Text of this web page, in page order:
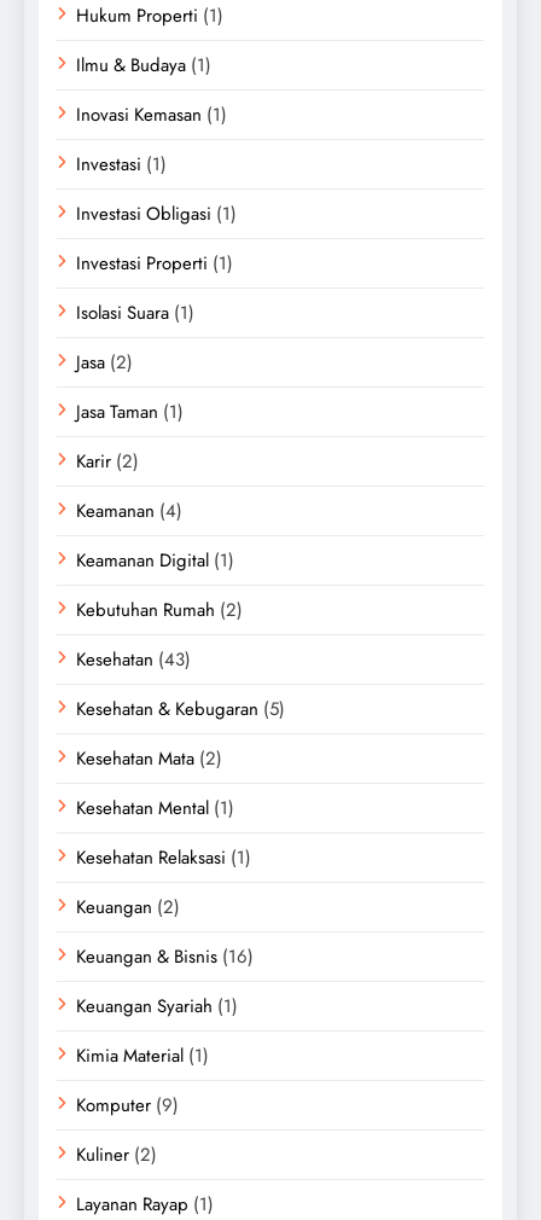
Hukum Properti (1)
Ilmu & Budaya (1)
Inovasi Kemasan (1)
Investasi (1)
Investasi Obligasi (1)
Investasi Properti (1)
Isolasi Suara (1)
Jasa (2)
Jasa Taman (1)
Karir (2)
Keamanan (4)
Keamanan Digital (1)
Kebutuhan Rumah (2)
Kesehatan (43)
Kesehatan & Kebugaran (5)
Kesehatan Mata (2)
Kesehatan Mental (1)
Kesehatan Relaksasi (1)
Keuangan (2)
Keuangan & Bisnis (16)
Keuangan Syariah (1)
Kimia Material (1)
Komputer (9)
Kuliner (2)
Layanan Rayap (1)